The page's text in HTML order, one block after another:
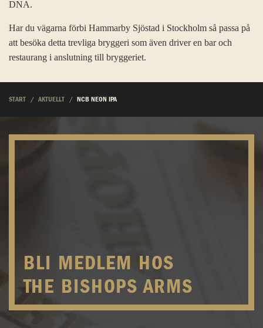
DNA.
Har du vägarna förbi Hammarby Sjöstad i Stockholm så passa på
att besöka detta trevliga bryggeri som även driver en bar och
restaurang i anslutning till bryggeriet.
START AKTUELLT NCB NEON IPA
BLI MEDLEM HOS
THE BISHOPS ARMS